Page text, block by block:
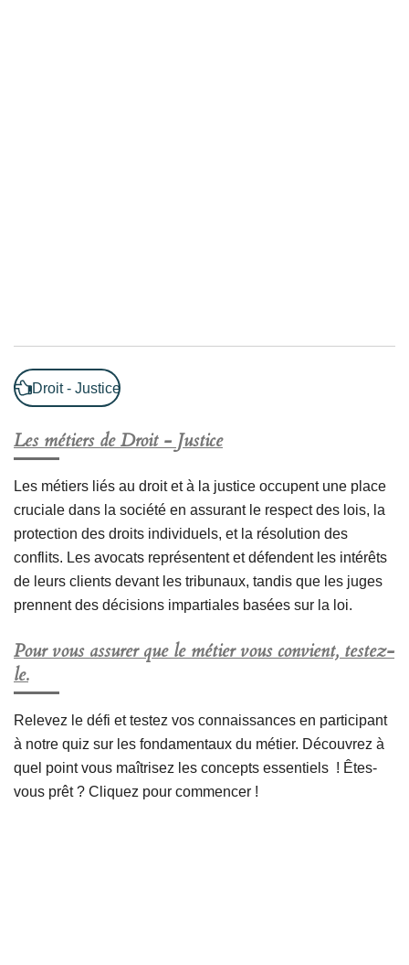
Droit - Justice
Les métiers de Droit - Justice
Les métiers liés au droit et à la justice occupent une place
cruciale dans la société en assurant le respect des lois, la
protection des droits individuels, et la résolution des
conflits. Les avocats représentent et défendent les intérêts
de leurs clients devant les tribunaux, tandis que les juges
prennent des décisions impartiales basées sur la loi.
Pour vous assurer que le métier vous convient, testez-
le.
Relevez le défi et testez vos connaissances en participant
à notre quiz sur les fondamentaux du métier. Découvrez à
quel point vous maîtrisez les concepts essentiels ! Êtes-
vous prêt ? Cliquez pour commencer !